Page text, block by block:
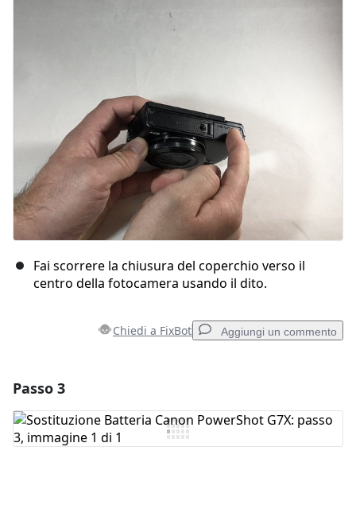
Fai scorrere la chiusura del coperchio verso il
centro della fotocamera usando il dito.
Chiedi a FixBot Aggiungi un commento
Aggiungi Commento
Passo 3